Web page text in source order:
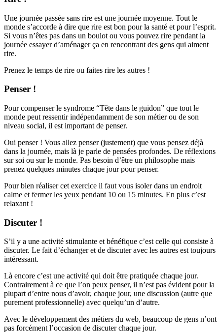
Une journée passée sans rire est une journée moyenne. Tout le
monde s’accorde à dire que rire est bon pour la santé et pour l’esprit.
Si vous n’êtes pas dans un boulot ou vous pouvez rire pendant la
journée essayer d’aménager ça en rencontrant des gens qui aiment
rire.
Prenez le temps de rire ou faites rire les autres !
Penser !
Pour compenser le syndrome “Tête dans le guidon” que tout le
monde peut ressentir indépendamment de son métier ou de son
niveau social, il est important de penser.
Oui penser ! Vous allez penser (justement) que vous pensez déjà
dans la journée, mais là je parle de pensées profondes. De réflexions
sur soi ou sur le monde. Pas besoin d’être un philosophe mais
prenez quelques minutes chaque jour pour penser.
Pour bien réaliser cet exercice il faut vous isoler dans un endroit
calme et fermer les yeux pendant 10 ou 15 minutes. En plus c’est
relaxant !
Discuter !
S’il y a une activité stimulante et bénéfique c’est celle qui consiste à
discuter. Le fait d’échanger et de discuter avec les autres est toujours
intéressant.
Là encore c’est une activité qui doit être pratiquée chaque jour.
Contrairement à ce que l’on peux penser, il n’est pas évident pour la
plupart d’entre nous d’avoir, chaque jour, une discussion (autre que
purement professionnelle) avec quelqu’un d’autre.
Avec le développement des métiers du web, beaucoup de gens n’ont
pas forcément l’occasion de discuter chaque jour.